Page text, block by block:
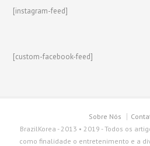
[instagram-feed]
[custom-facebook-feed]
Sobre Nós
BrazilKorea - 2013 • 2019 - Todos os
como finalidade o entretenimento e a